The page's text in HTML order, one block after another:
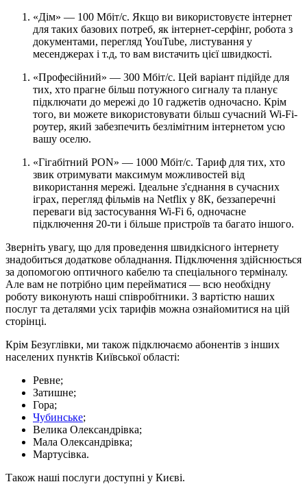
«Дім» — 100 Мбіт/с. Якщо ви використовуєте інтернет
для таких базових потреб, як інтернет-серфінг, робота з
документами, перегляд YouTube, листування у
месенджерах і т.д, то вам вистачить цієї швидкості.
«Професійний» — 300 Мбіт/с. Цей варіант підійде для
тих, хто прагне більш потужного сигналу та планує
підключати до мережі до 10 гаджетів одночасно. Крім
того, ви можете використовувати більш сучасний Wi-Fi-
роутер, який забезпечить безлімітним інтернетом усю
вашу оселю.
«Гігабітний PON» — 1000 Мбіт/с. Тариф для тих, хто
звик отримувати максимум можливостей від
використання мережі. Ідеальне з'єднання в сучасних
іграх, перегляд фільмів на Netflix у 8К, беззаперечні
переваги від застосування Wi-Fi 6, одночасне
підключення 20-ти і більше пристроїв та багато іншого.
Зверніть увагу, що для проведення швидкісного інтернету
знадобиться додаткове обладнання. Підключення здійснюється
за допомогою оптичного кабелю та спеціального терміналу.
Але вам не потрібно цим перейматися — всю необхідну
роботу виконують наші співробітники. З вартістю наших
послуг та деталями усіх тарифів можна ознайомитися на цій
сторінці.
Крім Безуглівки, ми також підключаємо абонентів з інших
населених пунктів Київської області:
Ревне;
Затишне;
Гора;
Чубинське;
Велика Олександрівка;
Мала Олександрівка;
Мартусівка.
Також наші послуги доступні у Києві.